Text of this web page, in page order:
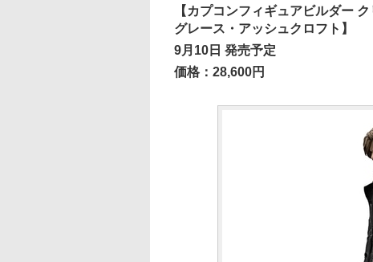
【カプコンフィギュアビルダー
グレース・アッシュクロフト】
9月10日 発売予定
価格：28,600円